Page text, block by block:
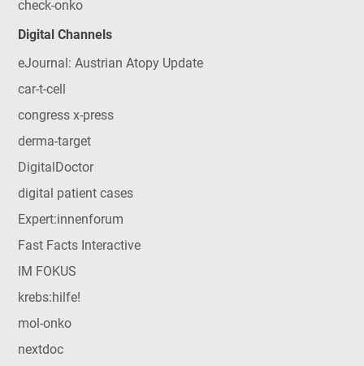
check-onko
Digital Channels
eJournal: Austrian Atopy Update
car-t-cell
congress x-press
derma-target
DigitalDoctor
digital patient cases
Expert:innenforum
Fast Facts Interactive
IM FOKUS
krebs:hilfe!
mol-onko
nextdoc